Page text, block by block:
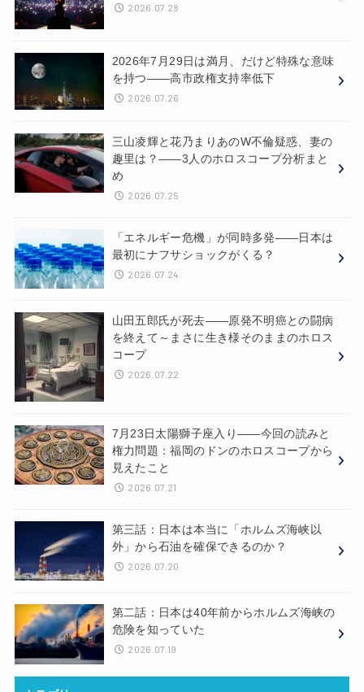
2026.07.28
2026年7月29日は満月、だけど特殊な意味
を持つ——高市政権支持率低下
2026.07.26
三山凌輝と花乃まりあのW不倫疑惑、妻の
趣里は？——3人のホロスコープ分析まと
め
2026.07.25
「エネルギー危機」が同時多発——日本は
最初にナフサショックがくる？
2026.07.24
山田五郎氏が死去——原発不明癌との闘病
を終えて～まさに生き様そのままのホロス
コープ
2026.07.22
7月23日太陽獅子座入り——今回の読みと
権力問題：福岡のドンのホロスコープから
見えたこと
2026.07.21
第三話：日本は本当に「ホルムズ海峡以
外」から石油を確保できるのか？
2026.07.20
第二話：日本は40年前からホルムズ海峡の
危険を知っていた
2026.07.19